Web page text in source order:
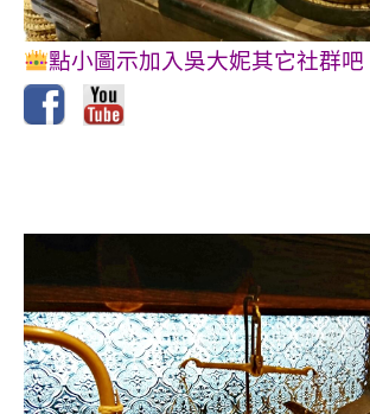
點小圖示加入吳大妮其它社群吧